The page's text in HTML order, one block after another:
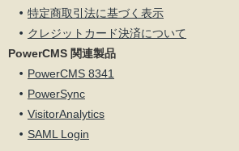
特定商取引法に基づく表示
クレジットカード決済について
PowerCMS 関連製品
PowerCMS 8341
PowerSync
VisitorAnalytics
SAML Login